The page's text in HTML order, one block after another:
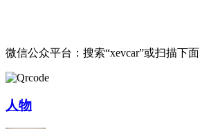
微信公众平台：搜索“xevcar”或扫描下
人物